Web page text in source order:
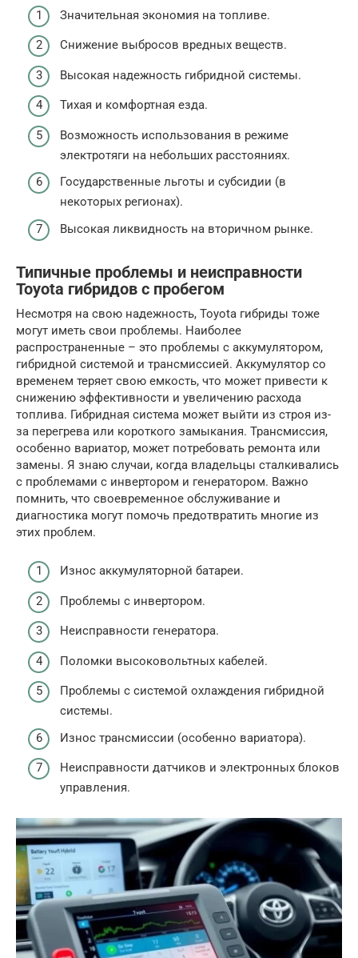
Значительная экономия на топливе.
Снижение выбросов вредных веществ.
Высокая надежность гибридной системы.
Тихая и комфортная езда.
Возможность использования в режиме
электротяги на небольших расстояниях.
Государственные льготы и субсидии (в
некоторых регионах).
Высокая ликвидность на вторичном рынке.
Типичные проблемы и неисправности
Toyota гибридов с пробегом
Несмотря на свою надежность, Toyota гибриды тоже
могут иметь свои проблемы. Наиболее
распространенные – это проблемы с аккумулятором,
гибридной системой и трансмиссией. Аккумулятор со
временем теряет свою емкость, что может привести к
снижению эффективности и увеличению расхода
топлива. Гибридная система может выйти из строя из-
за перегрева или короткого замыкания. Трансмиссия,
особенно вариатор, может потребовать ремонта или
замены. Я знаю случаи, когда владельцы сталкивались
с проблемами с инвертором и генератором. Важно
помнить, что своевременное обслуживание и
диагностика могут помочь предотвратить многие из
этих проблем.
Износ аккумуляторной батареи.
Проблемы с инвертором.
Неисправности генератора.
Поломки высоковольтных кабелей.
Проблемы с системой охлаждения гибридной
системы.
Износ трансмиссии (особенно вариатора).
Неисправности датчиков и электронных блоков
управления.